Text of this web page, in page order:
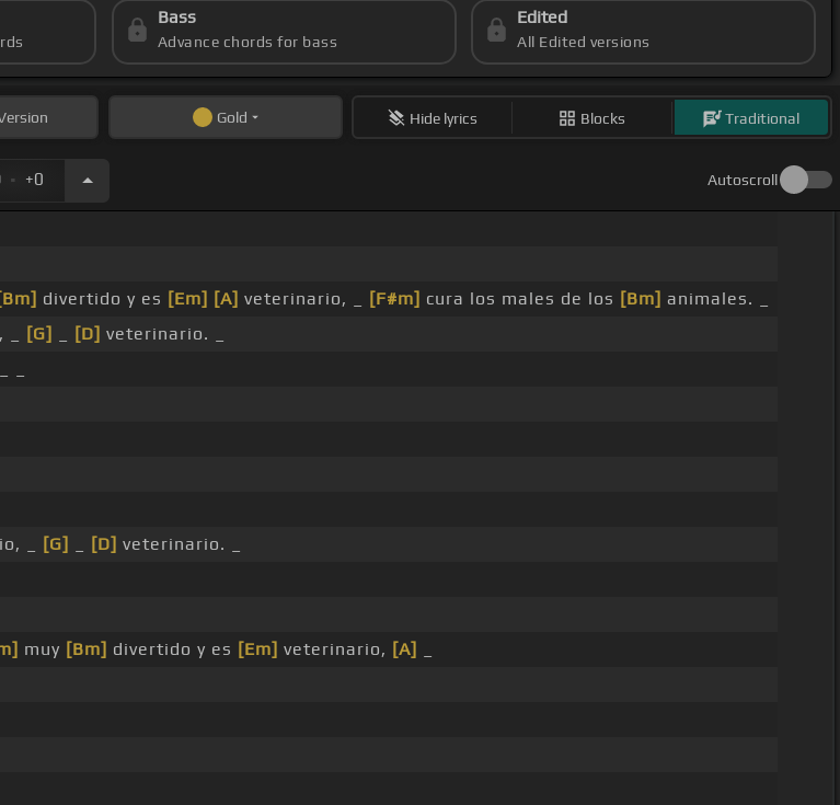
Bass
Advance chords for bass
Edited
All Edited versions
Gold Hide lyrics Blocks Traditional
. +0 Autoscroll
[Bm] divertido y es [Em] [A] veterinario, _ [F#m] cura los males de los [Bm] animales. _
_ [G] [D] veterinario. _
_ [G] [D] veterinario. _
muy [Bm] divertido y es [Em] veterinario, [A]